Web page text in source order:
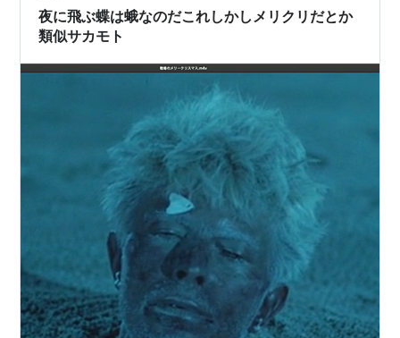
全国各地で災害が起きるたび”復興…
夜に飛ぶ蝶は蛾なのだこれしかしメリクリだとか
類似サカモト